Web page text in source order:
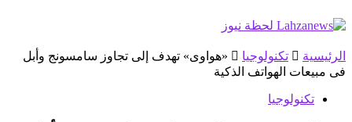
الرئيسية تكنولوجيا
«هواوى» تهدف إلى تجاوز سامسونج وأبل
فى مبيعات الهواتف الذكية
تكنولوجيا